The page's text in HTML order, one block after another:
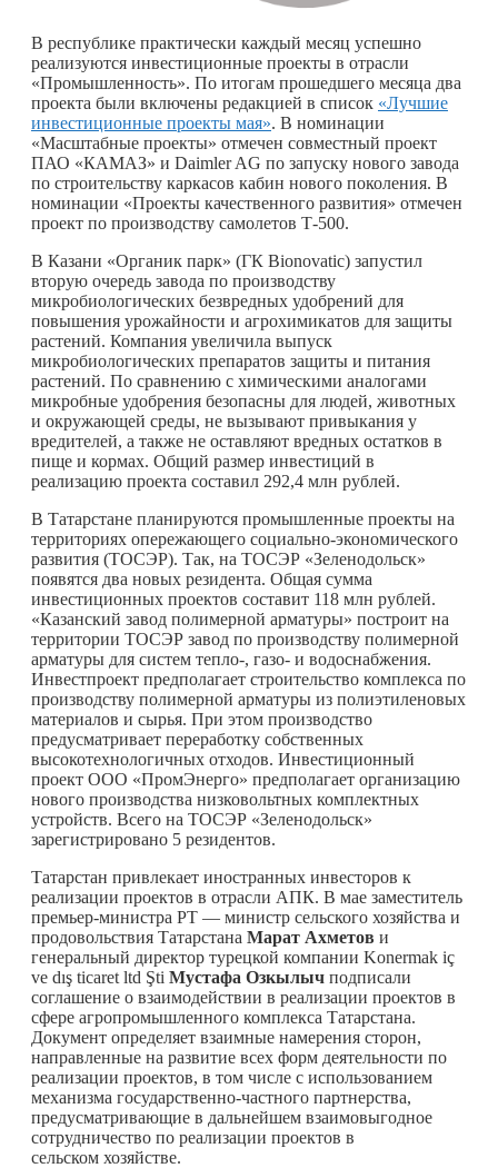
В республике практически каждый месяц успешно
реализуются инвестиционные проекты в отрасли
«Промышленность». По итогам прошедшего месяца два
проекта были включены редакцией в список «Лучшие
инвестиционные проекты мая». В номинации
«Масштабные проекты» отмечен совместный проект
ПАО «КАМАЗ» и Daimler AG по запуску нового завода
по строительству каркасов кабин нового поколения. В
номинации «Проекты качественного развития» отмечен
проект по производству самолетов Т-500.
В Казани «Органик парк» (ГК Bionovatic) запустил
вторую очередь завода по производству
микробиологических безвредных удобрений для
повышения урожайности и агрохимикатов для защиты
растений. Компания увеличила выпуск
микробиологических препаратов защиты и питания
растений. По сравнению с химическими аналогами
микробные удобрения безопасны для людей, животных
и окружающей среды, не вызывают привыкания у
вредителей, а также не оставляют вредных остатков в
пище и кормах. Общий размер инвестиций в
реализацию проекта составил 292,4 млн рублей.
В Татарстане планируются промышленные проекты на
территориях опережающего социально-экономического
развития (ТОСЭР). Так, на ТОСЭР «Зеленодольск»
появятся два новых резидента. Общая сумма
инвестиционных проектов составит 118 млн рублей.
«Казанский завод полимерной арматуры» построит на
территории ТОСЭР завод по производству полимерной
арматуры для систем тепло-, газо- и водоснабжения.
Инвестпроект предполагает строительство комплекса по
производству полимерной арматуры из полиэтиленовых
материалов и сырья. При этом производство
предусматривает переработку собственных
высокотехнологичных отходов. Инвестиционный
проект ООО «ПромЭнерго» предполагает организацию
нового производства низковольтных комплектных
устройств. Всего на ТОСЭР «Зеленодольск»
зарегистрировано 5 резидентов.
Татарстан привлекает иностранных инвесторов к
реализации проектов в отрасли АПК. В мае заместитель
премьер-министра РТ — министр сельского хозяйства и
продовольствия Татарстана Марат Ахметов и
генеральный директор турецкой компании Konermak iç
ve dış ticaret ltd Şti Мустафа Озкылыч подписали
соглашение о взаимодействии в реализации проектов в
сфере агропромышленного комплекса Татарстана.
Документ определяет взаимные намерения сторон,
направленные на развитие всех форм деятельности по
реализации проектов, в том числе с использованием
механизма государственно-частного партнерства,
предусматривающие в дальнейшем взаимовыгодное
сотрудничество по реализации проектов в
сельском хозяйстве.